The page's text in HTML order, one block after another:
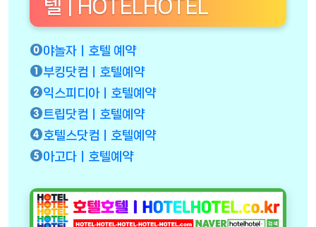
텔 | HOTELHOTEL
야놀자ㅣ호텔 예약
부킹닷컴ㅣ호텔예약
익스피디아ㅣ호텔예약
트립닷컴ㅣ호텔예약
호텔스닷컴ㅣ호텔예약
아고다ㅣ호텔예약